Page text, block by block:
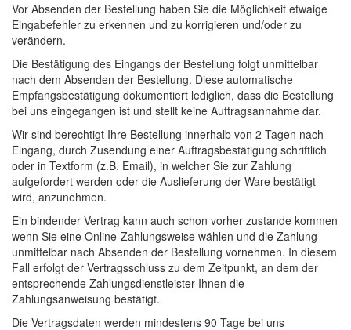
Vor Absenden der Bestellung haben Sie die Möglichkeit etwaige
Eingabefehler zu erkennen und zu korrigieren und/oder zu
verändern.
Die Bestätigung des Eingangs der Bestellung folgt unmittelbar
nach dem Absenden der Bestellung. Diese automatische
Empfangsbestätigung dokumentiert lediglich, dass die Bestellung
bei uns eingegangen ist und stellt keine Auftragsannahme dar.
Wir sind berechtigt Ihre Bestellung innerhalb von 2 Tagen nach
Eingang, durch Zusendung einer Auftragsbestätigung schriftlich
oder in Textform (z.B. Email), in welcher Sie zur Zahlung
aufgefordert werden oder die Auslieferung der Ware bestätigt
wird, anzunehmen.
Ein bindender Vertrag kann auch schon vorher zustande kommen
wenn Sie eine Online-Zahlungsweise wählen und die Zahlung
unmittelbar nach Absenden der Bestellung vornehmen. In diesem
Fall erfolgt der Vertragsschluss zu dem Zeitpunkt, an dem der
entsprechende Zahlungsdienstleister Ihnen die
Zahlungsanweisung bestätigt.
Die Vertragsdaten werden mindestens 90 Tage bei uns